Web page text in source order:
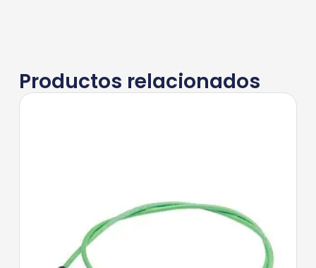
Productos relacionados